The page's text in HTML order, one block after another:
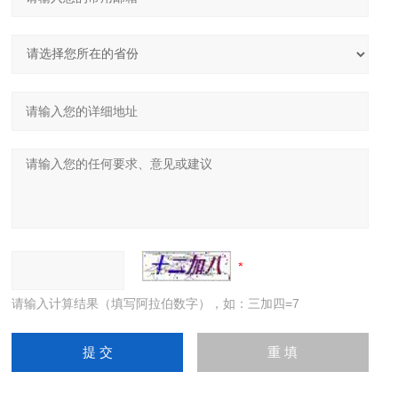
请输入计算结果（填写阿拉伯数字），如：三加四=7